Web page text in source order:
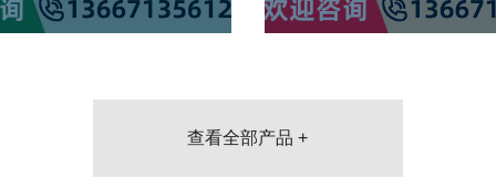
查看全部产品 +